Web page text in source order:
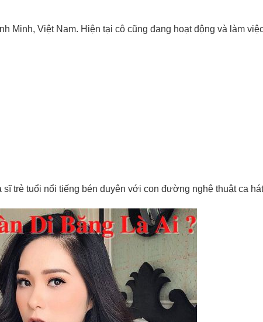
Minh, Việt Nam. Hiện tại cô cũng đang hoạt động và làm
trẻ tuổi nổi tiếng bén duyên với con đường nghệ thuật ca